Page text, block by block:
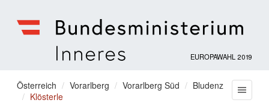
für
Inneres
EUROPAWAHL 2019
Sie
befinden
Österreich Vorarlberg Vorarlberg Süd
Bludenz
Klösterle